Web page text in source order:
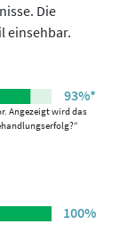
Die
einsehbar.
93%*
Angezeigt wird das
100%